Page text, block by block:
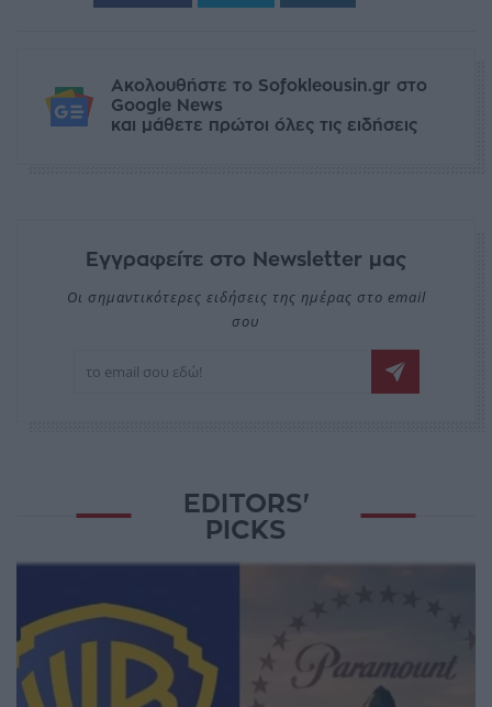
Ακολουθήστε το Sofokleousin.gr στο
Google News
και μάθετε πρώτοι όλες τις ειδήσεις
Εγγραφείτε στο Newsletter μας
Οι σημαντικότερες ειδήσεις της ημέρας στο email
σου
EDITORS'
PICKS